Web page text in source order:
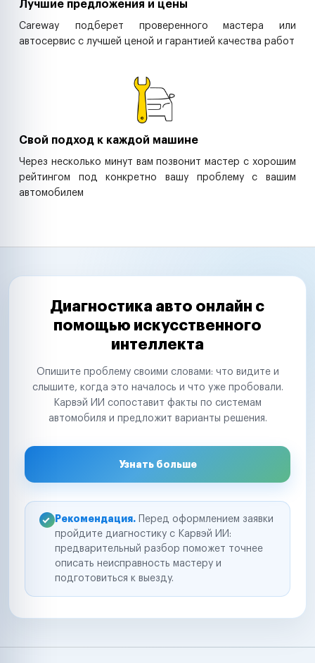
Лучшие предложения и цены
Careway подберет проверенного мастера или
автосервис с лучшей ценой и гарантией качества работ
Свой подход к каждой машине
Через несколько минут вам позвонит мастер с хорошим
рейтингом под конкретно вашу проблему с вашим
автомобилем
Диагностика авто онлайн с
помощью искусственного
интеллекта
Опишите проблему своими словами: что видите и
слышите, когда это началось и что уже пробовали.
Карвэй ИИ сопоставит факты по системам
автомобиля и предложит варианты решения.
Узнать больше
Рекомендация. Перед оформлением заявки
пройдите диагностику с Карвэй ИИ:
предварительный разбор поможет точнее
описать неисправность мастеру и
подготовиться к выезду.